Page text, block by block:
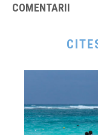
COMENTARII